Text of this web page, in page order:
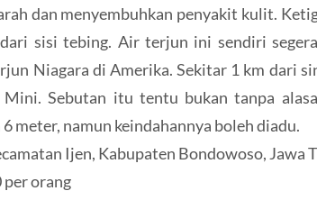
dan menyembuhkan penyakit kulit.
sisi tebing. Air terjun ini sendiri
Niagara di Amerika. Sekitar 1 km dari
Sebutan itu tentu bukan tanpa
meter, namun keindahannya boleh diadu.
Ijen, Kabupaten Bondowoso, Jawa
per orang